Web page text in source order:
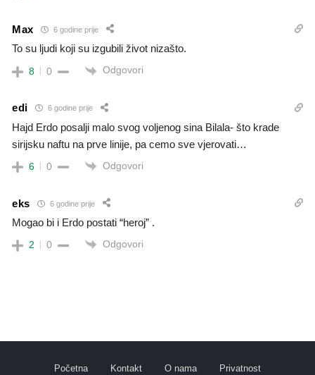
Max 6 godine prije
To su ljudi koji su izgubili život nizašto.
8 0 Odgovori
edi 6 godine prije
Hajd Erdo posalji malo svog voljenog sina Bilala- što krade
sirijsku naftu na prve linije, pa cemo sve vjerovati…
6 0 Odgovori
eks 6 godine prije
Mogao bi i Erdo postati “heroj” .
2 0 Odgovori
Početna Kontakt O nama Privatnost